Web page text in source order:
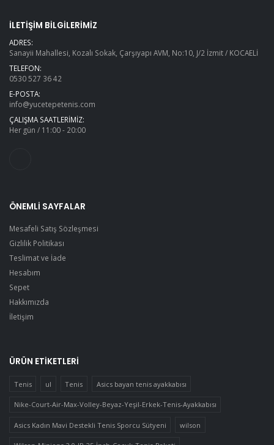
İLETIŞIM BILGILERIMIZ
ADRES:
Sanayii Mahallesi, Kozalı Sokak, Çarşıyapı AVM, No:10, J/2 İzmit / KOCAELİ
TELEFON:
0530 527 36 42
E-POSTA:
info@yucetepetenis.com
ÇALIŞMA SAATLERIMIZ:
Her gün / 11:00 - 20:00
ÖNEMLI SAYFALAR
Mesafeli Satış Sözleşmesi
Gizlilik Politikası
Teslimat ve İade
Hesabım
Sepet
Hakkımızda
İletişim
ÜRÜN ETIKETLERI
Tenis ul Tenis Asics bayan tenis ayakkabısı
Nike-Court-Air-Max-Volley-Beyaz-Yeşil-Erkek-Tenis-Ayakkabısı
Asics Kadın Mavi Destekli Tenis Sporcu Sütyeni wilson